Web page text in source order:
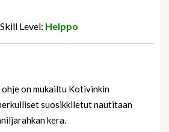
Skill Level: Helppo
on mukailtu Kotivinkin
suosikkiletut nautitaan
kera.